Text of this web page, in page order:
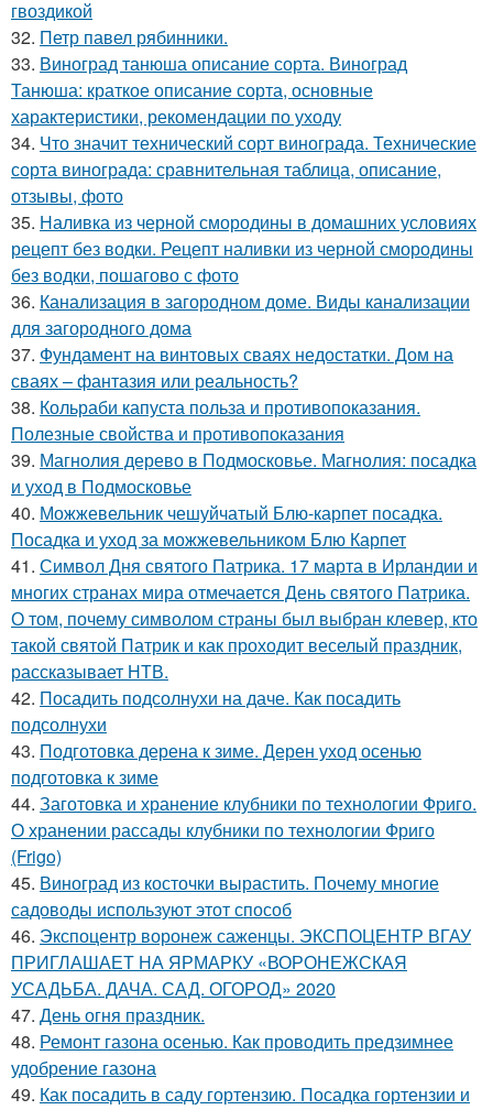
гвоздикой
32. Петр павел рябинники.
33. Виноград танюша описание сорта. Виноград
Танюша: краткое описание сорта, основные
характеристики, рекомендации по уходу
34. Что значит технический сорт винограда. Технические
сорта винограда: сравнительная таблица, описание,
отзывы, фото
35. Наливка из черной смородины в домашних условиях
рецепт без водки. Рецепт наливки из черной смородины
без водки, пошагово с фото
36. Канализация в загородном доме. Виды канализации
для загородного дома
37. Фундамент на винтовых сваях недостатки. Дом на
сваях – фантазия или реальность?
38. Кольраби капуста польза и противопоказания.
Полезные свойства и противопоказания
39. Магнолия дерево в Подмосковье. Магнолия: посадка
и уход в Подмосковье
40. Можжевельник чешуйчатый Блю-карпет посадка.
Посадка и уход за можжевельником Блю Карпет
41. Символ Дня святого Патрика. 17 марта в Ирландии и
многих странах мира отмечается День святого Патрика.
О том, почему символом страны был выбран клевер, кто
такой святой Патрик и как проходит веселый праздник,
рассказывает НТВ.
42. Посадить подсолнухи на даче. Как посадить
подсолнухи
43. Подготовка дерена к зиме. Дерен уход осенью
подготовка к зиме
44. Заготовка и хранение клубники по технологии Фриго.
О хранении рассады клубники по технологии Фриго
(Frigo)
45. Виноград из косточки вырастить. Почему многие
садоводы используют этот способ
46. Экспоцентр воронеж саженцы. ЭКСПОЦЕНТР ВГАУ
ПРИГЛАШАЕТ НА ЯРМАРКУ «ВОРОНЕЖСКАЯ
УСАДЬБА. ДАЧА. САД. ОГОРОД» 2020
47. День огня праздник.
48. Ремонт газона осенью. Как проводить предзимнее
удобрение газона
49. Как посадить в саду гортензию. Посадка гортензии и